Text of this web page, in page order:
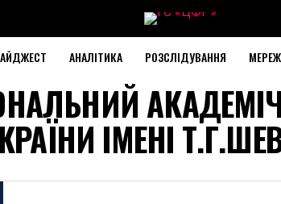
АНАЛІТИКА РОЗСЛІДУВАННЯ
ІМЕНІ